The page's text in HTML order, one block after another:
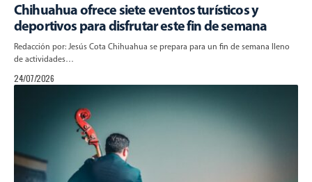
Chihuahua ofrece siete eventos turísticos y
deportivos para disfrutar este fin de semana
Redacción por: Jesús Cota Chihuahua se prepara para un fin de semana lleno
de actividades…
24/07/2026